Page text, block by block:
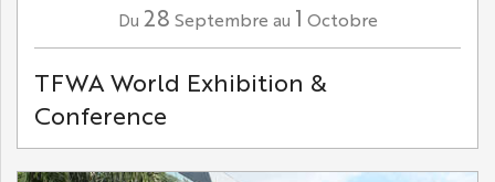
Du 28 Septembre au 1 Octobre
TFWA World Exhibition &
Conference